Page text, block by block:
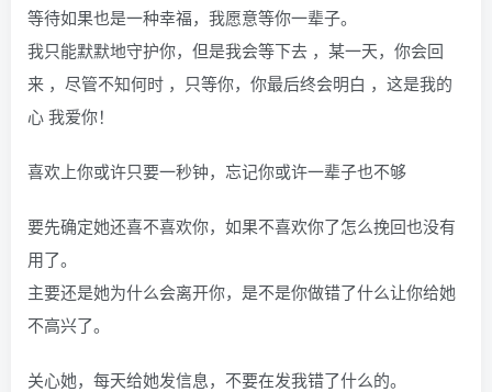
等待如果也是一种幸福，我愿意等你一辈子。
我只能默默地守护你，但是我会等下去 ，某一天，你会回
来 ，尽管不知何时 ，只等你，你最后终会明白 ，这是我的
心 我爱你！
喜欢上你或许只要一秒钟，忘记你或许一辈子也不够
要先确定她还喜不喜欢你，如果不喜欢你了怎么挽回也没有
用了。
主要还是她为什么会离开你，是不是你做错了什么让你给她
不高兴了。
关心她，每天给她发信息，不要在发我错了什么的。